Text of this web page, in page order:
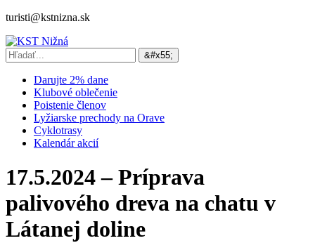
turisti@kstnizna.sk
Darujte 2% dane
Klubové oblečenie
Poistenie členov
Lyžiarske prechody na Orave
Cyklotrasy
Kalendár akcií
17.5.2024 – Príprava
palivového dreva na chatu v
Látanej doline